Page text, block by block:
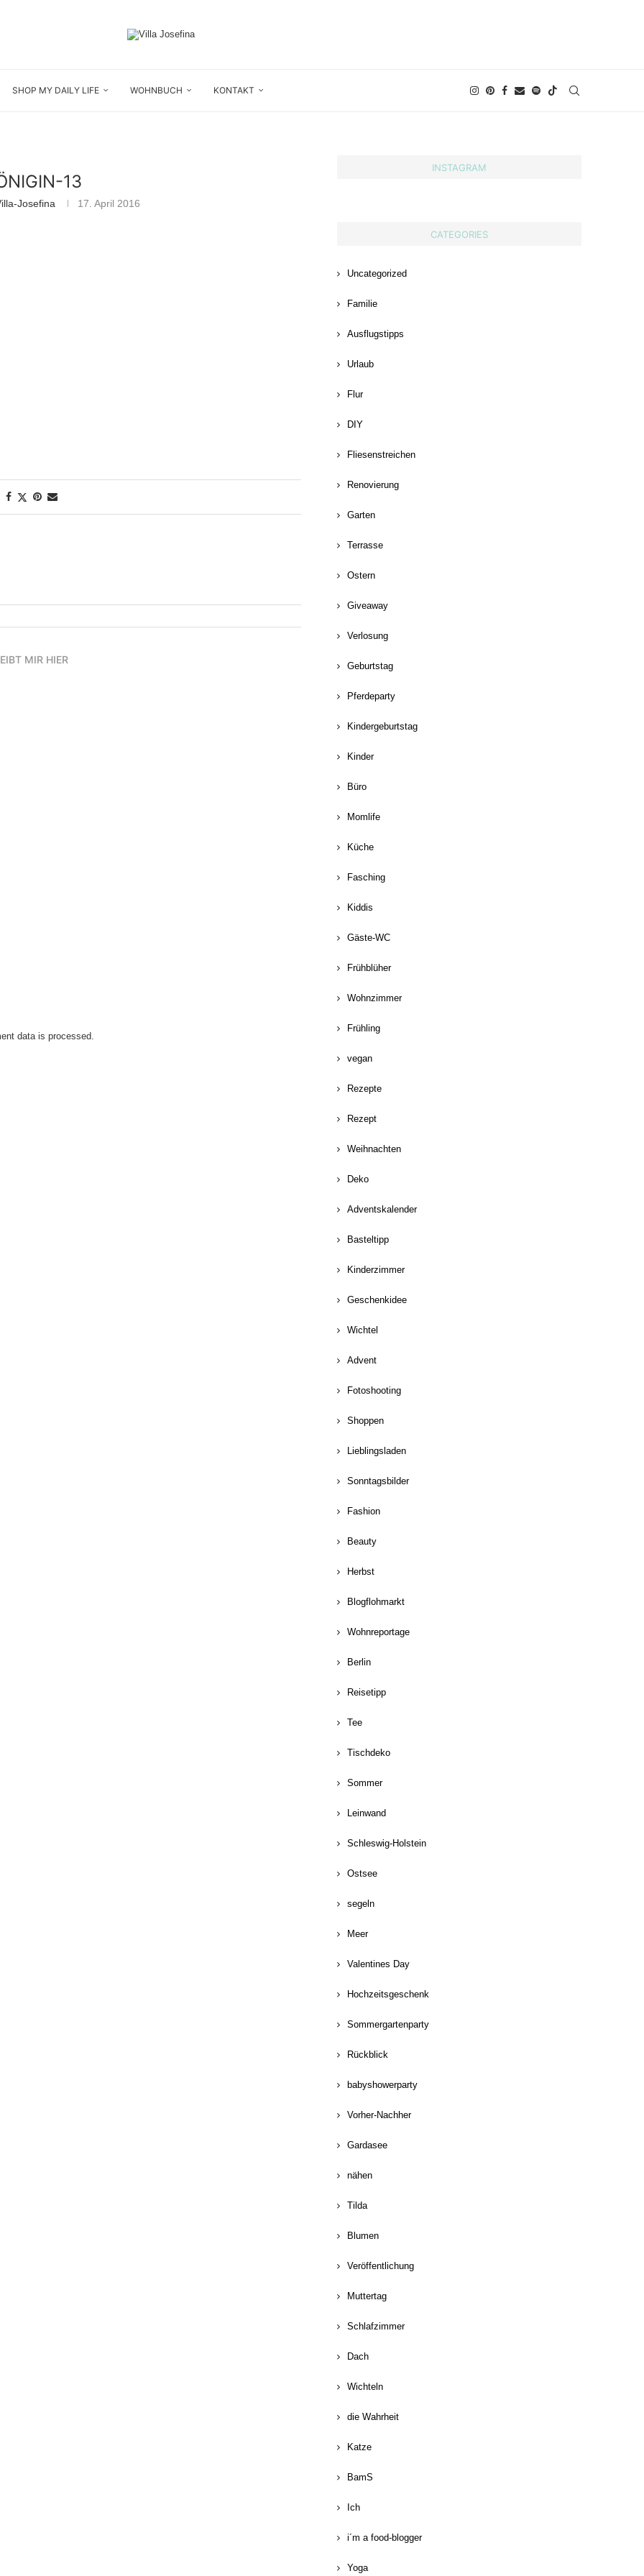
SHOP MY DAILY LIFE WOHNBUCH KONTAKT
13
Josefina 17. April 2016
MIR HIER
data is processed.
INSTAGRAM
CATEGORIES
Uncategorized
Familie
Ausflugstipps
Urlaub
Flur
DIY
Fliesenstreichen
Renovierung
Garten
Terrasse
Ostern
Giveaway
Verlosung
Geburtstag
Pferdeparty
Kindergeburtstag
Kinder
Büro
Momlife
Küche
Fasching
Kiddis
Gäste-WC
Frühblüher
Wohnzimmer
Frühling
vegan
Rezepte
Rezept
Weihnachten
Deko
Adventskalender
Basteltipp
Kinderzimmer
Geschenkidee
Wichtel
Advent
Fotoshooting
Shoppen
Lieblingsladen
Sonntagsbilder
Fashion
Beauty
Herbst
Blogflohmarkt
Wohnreportage
Berlin
Reisetipp
Tee
Tischdeko
Sommer
Leinwand
Schleswig-Holstein
Ostsee
segeln
Meer
Valentines Day
Hochzeitsgeschenk
Sommergartenparty
Rückblick
babyshowerparty
Vorher-Nachher
Gardasee
nähen
Tilda
Blumen
Veröffentlichung
Muttertag
Schlafzimmer
Dach
Wichteln
die Wahrheit
Katze
BamS
Ich
i´m a food-blogger
Yoga